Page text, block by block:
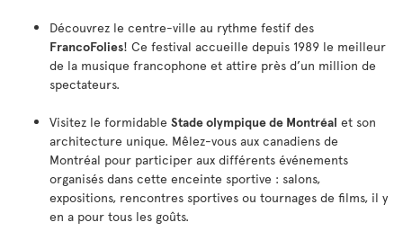
Découvrez le centre-ville au rythme festif des
FrancoFolies! Ce festival accueille depuis 1989 le meilleur
de la musique francophone et attire près d’un million de
spectateurs.
Visitez le formidable Stade olympique de Montréal et son
architecture unique. Mêlez-vous aux canadiens de
Montréal pour participer aux différents événements
organisés dans cette enceinte sportive : salons,
expositions, rencontres sportives ou tournages de films, il y
en a pour tous les goûts.